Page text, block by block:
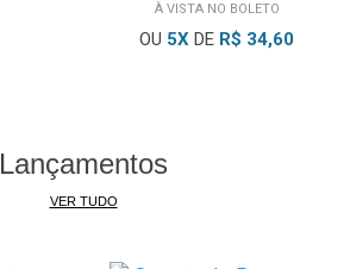
À VISTA NO BOLETO
OU 5X DE R$ 34,60
Lançamentos
VER TUDO